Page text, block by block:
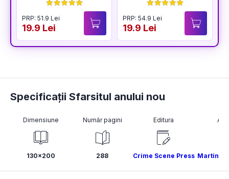
PRP: 51.9 Lei
19.9 Lei
PRP: 54.9 Lei
19.9 Lei
Specificații Sfarsitul anului nou
Dimensiune
130x200
Număr pagini
288
Editura
Crime Scene Press Martin